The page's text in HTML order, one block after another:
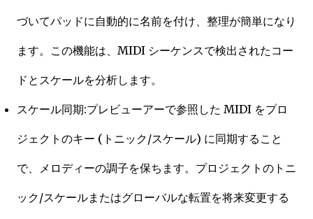
づいてパッドに自動的に名前を付け、整理が簡単になり
ます。この機能は、MIDI シーケンスで検出されたコー
ドとスケールを分析します。
スケール同期:プレビューアーで参照した MIDI をプロ
ジェクトのキー (トニック/スケール) に同期すること
で、メロディーの調子を保ちます。プロジェクトのトニ
ック/スケールまたはグローバルな転置を将来変更する